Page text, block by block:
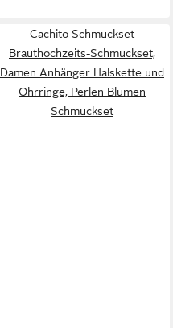
Cachito Schmuckset
Brauthochzeits-Schmuckset,
Damen Anhänger Halskette und
Ohrringe, Perlen Blumen
Schmuckset